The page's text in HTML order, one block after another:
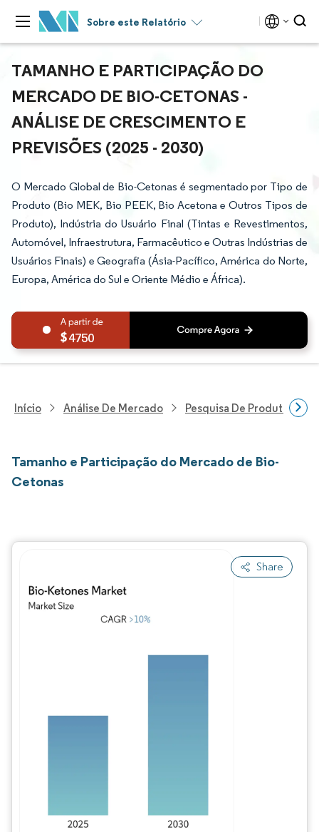
Sobre este Relatório
TAMANHO E PARTICIPAÇÃO DO
MERCADO DE BIO-CETONAS -
ANÁLISE DE CRESCIMENTO E
PREVISÕES (2025 - 2030)
O Mercado Global de Bio-Cetonas é segmentado por Tipo de
Produto (Bio MEK, Bio PEEK, Bio Acetona e Outros Tipos de
Produto), Indústria do Usuário Final (Tintas e Revestimentos,
Automóvel, Infraestrutura, Farmacêutico e Outras Indústrias de
Usuários Finais) e Geografia (Ásia-Pacífico, América do Norte,
Europa, América do Sul e Oriente Médio e África).
4750
Início Análise De Mercado Pesquisa De Produtos
Tamanho e Participação do Mercado de Bio-
Cetonas
Share